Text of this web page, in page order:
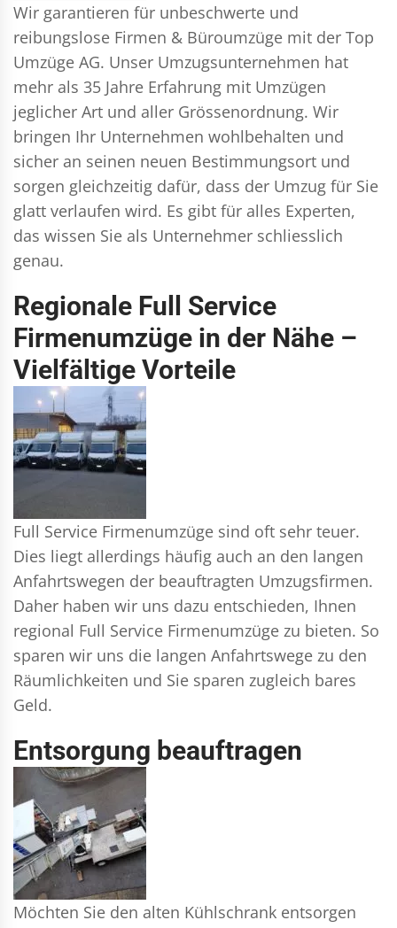
Wir garantieren für unbeschwerte und
reibungslose Firmen & Büroumzüge mit der Top
Umzüge AG. Unser Umzugsunternehmen hat
mehr als 35 Jahre Erfahrung mit Umzügen
jeglicher Art und aller Grössenordnung. Wir
bringen Ihr Unternehmen wohlbehalten und
sicher an seinen neuen Bestimmungsort und
sorgen gleichzeitig dafür, dass der Umzug für Sie
glatt verlaufen wird. Es gibt für alles Experten,
das wissen Sie als Unternehmer schliesslich
genau.
Regionale Full Service
Firmenumzüge in der Nähe –
Vielfältige Vorteile
Full Service Firmenumzüge sind oft sehr teuer.
Dies liegt allerdings häufig auch an den langen
Anfahrtswegen der beauftragten Umzugsfirmen.
Daher haben wir uns dazu entschieden, Ihnen
regional Full Service Firmenumzüge zu bieten. So
sparen wir uns die langen Anfahrtswege zu den
Räumlichkeiten und Sie sparen zugleich bares
Geld.
Entsorgung beauftragen
Möchten Sie den alten Kühlschrank entsorgen